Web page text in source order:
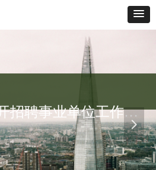
珠晖区2026年公开招聘事业单位工作人员报名入口
넲